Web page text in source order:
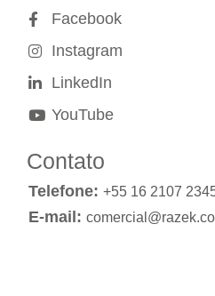
Facebook
Instagram
LinkedIn
YouTube
Contato
Telefone: +55 16 2107
E-mail: